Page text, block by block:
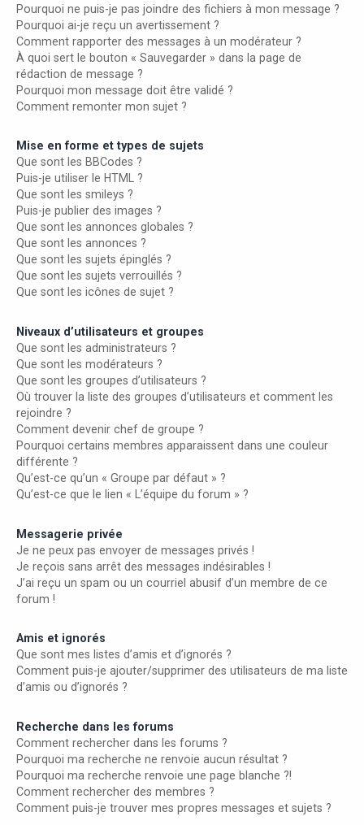
Pourquoi ne puis-je pas joindre des fichiers à mon message ?
Pourquoi ai-je reçu un avertissement ?
Comment rapporter des messages à un modérateur ?
À quoi sert le bouton « Sauvegarder » dans la page de
rédaction de message ?
Pourquoi mon message doit être validé ?
Comment remonter mon sujet ?
Mise en forme et types de sujets
Que sont les BBCodes ?
Puis-je utiliser le HTML ?
Que sont les smileys ?
Puis-je publier des images ?
Que sont les annonces globales ?
Que sont les annonces ?
Que sont les sujets épinglés ?
Que sont les sujets verrouillés ?
Que sont les icônes de sujet ?
Niveaux d’utilisateurs et groupes
Que sont les administrateurs ?
Que sont les modérateurs ?
Que sont les groupes d’utilisateurs ?
Où trouver la liste des groupes d’utilisateurs et comment les
rejoindre ?
Comment devenir chef de groupe ?
Pourquoi certains membres apparaissent dans une couleur
différente ?
Qu’est-ce qu’un « Groupe par défaut » ?
Qu’est-ce que le lien « L’équipe du forum » ?
Messagerie privée
Je ne peux pas envoyer de messages privés !
Je reçois sans arrêt des messages indésirables !
J’ai reçu un spam ou un courriel abusif d’un membre de ce
forum !
Amis et ignorés
Que sont mes listes d’amis et d’ignorés ?
Comment puis-je ajouter/supprimer des utilisateurs de ma liste
d’amis ou d’ignorés ?
Recherche dans les forums
Comment rechercher dans les forums ?
Pourquoi ma recherche ne renvoie aucun résultat ?
Pourquoi ma recherche renvoie une page blanche ?!
Comment rechercher des membres ?
Comment puis-je trouver mes propres messages et sujets ?